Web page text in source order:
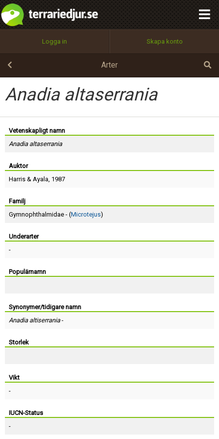
Logga in Skapa konto
Arter
Anadia altaserrania
Vetenskapligt namn
Anadia altaserrania
Auktor
Harris & Ayala, 1987
Familj
Gymnophthalmidae - (Microtejus)
Underarter
-
Populärnamn
Synonymer/tidigare namn
Anadia altiserrania-
Storlek
Vikt
-
IUCN-Status
-
Utför
100%
OK
integritetspolicy
Namn:
Epost:
Lösenord:
Terms of Service
Skapa konto
Begär nytt lösenord
Tillbaka till förstasidan